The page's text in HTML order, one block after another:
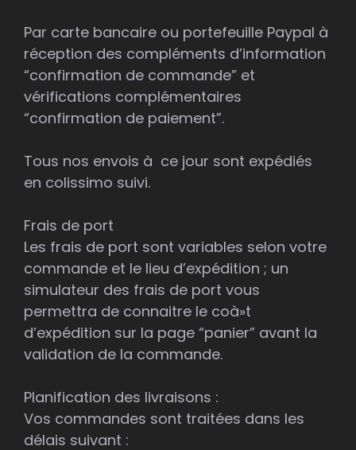
Par carte bancaire ou portefeuille Paypal à
réception des compléments d’information
“confirmation de commande” et
vérifications complémentaires
“confirmation de paiement”.
Tous nos envois à ce jour sont expédiés
en colissimo suivi.
Frais de port
Les frais de port sont variables selon votre
commande et le lieu d’expédition ; un
simulateur des frais de port vous
permettra de connaitre le coà»t
d’expédition sur la page “panier” avant la
validation de la commande.
Planification des livraisons :
Vos commandes sont traitées dans les
délais suivant :